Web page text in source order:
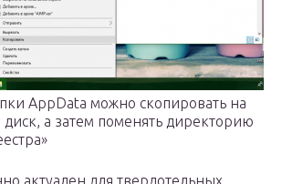
AppData можно скопировать на
диск, а затем поменять директорию
актуален для твердотельных